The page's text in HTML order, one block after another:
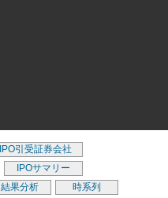
IPO引受証券会社
IPOサマリー
結果分析
時系列